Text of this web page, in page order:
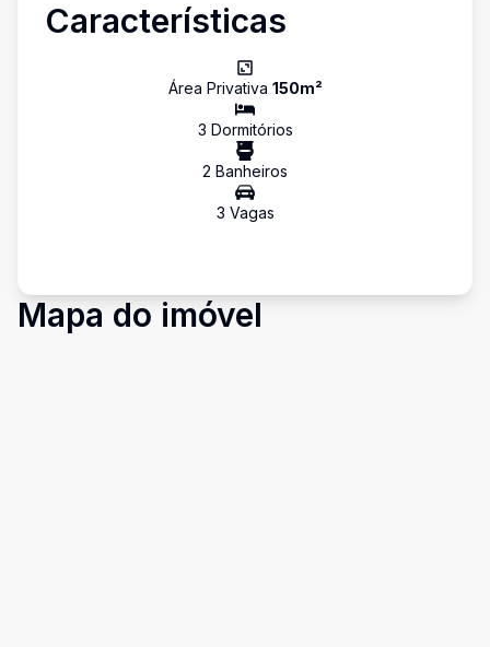
Características
Área Privativa 150m²
3 Dormitórios
2 Banheiros
3 Vagas
Mapa do imóvel